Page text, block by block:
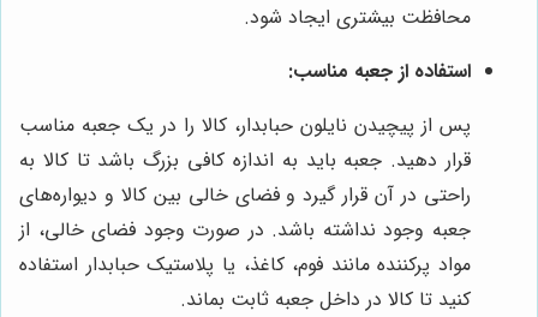
محافظت بیشتری ایجاد شود.
استفاده از جعبه مناسب:
پس از پیچیدن نایلون حبابدار، کالا را در یک جعبه مناسب
قرار دهید. جعبه باید به اندازه کافی بزرگ باشد تا کالا به
راحتی در آن قرار گیرد و فضای خالی بین کالا و دیواره‌های
جعبه وجود نداشته باشد. در صورت وجود فضای خالی، از
مواد پرکننده مانند فوم، کاغذ، یا پلاستیک حبابدار استفاده
کنید تا کالا در داخل جعبه ثابت بماند.